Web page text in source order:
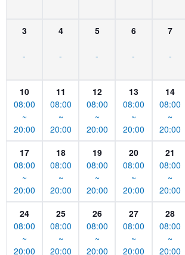
3
-
4
-
5
-
6
-
7
-
10
08:00
~
20:00
11
08:00
~
20:00
12
08:00
~
20:00
13
08:00
~
20:00
14
08:00
~
20:00
17
08:00
~
20:00
18
08:00
~
20:00
19
08:00
~
20:00
20
08:00
~
20:00
21
08:00
~
20:00
24
08:00
~
20:00
25
08:00
~
20:00
26
08:00
~
20:00
27
08:00
~
20:00
28
08:00
~
20:00